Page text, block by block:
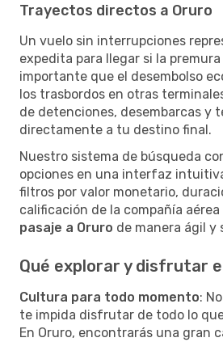
Trayectos directos a Oruro
Un vuelo sin interrupciones
expedita para llegar si la
importante que el desembolso
los trasbordos en otras
de detenciones, desembarcas y
directamente a tu destino final.
Nuestro sistema de búsqueda
opciones en una interfaz
filtros por valor monetario,
calificación de la compañía aérea
pasaje a Oruro de manera ágil y
Qué explorar y disfrutar
Cultura para todo momento:
te impida disfrutar de todo lo
En Oruro, encontrarás una gran